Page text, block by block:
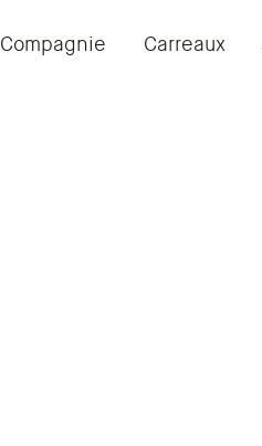
Compagnie Carreaux